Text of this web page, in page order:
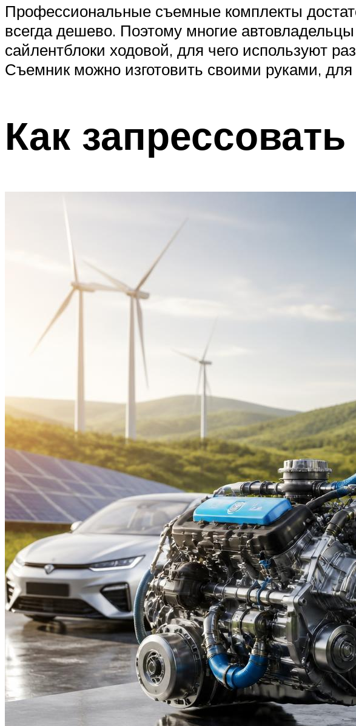
Профессиональные съемные комплекты
всегда дешево. Поэтому многие
сайлентблоки ходовой, для чего используют
Съемник можно изготовить своими руками,
Как